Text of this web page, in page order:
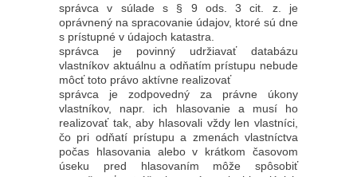
správca v súlade s § 9 ods. 3 cit. z. je
oprávnený na spracovanie údajov, ktoré sú dne
s prístupné v údajoch katastra.
správca je povinný udržiavať databázu
vlastníkov aktuálnu a odňatím prístupu nebude
môcť toto právo aktívne realizovať
správca je zodpovedný za právne úkony
vlastníkov, napr. ich hlasovanie a musí ho
realizovať tak, aby hlasovali vždy len vlastníci,
čo pri odňatí prístupu a zmenách vlastníctva
počas hlasovania alebo v krátkom časovom
úseku pred hlasovaním môže spôsobiť